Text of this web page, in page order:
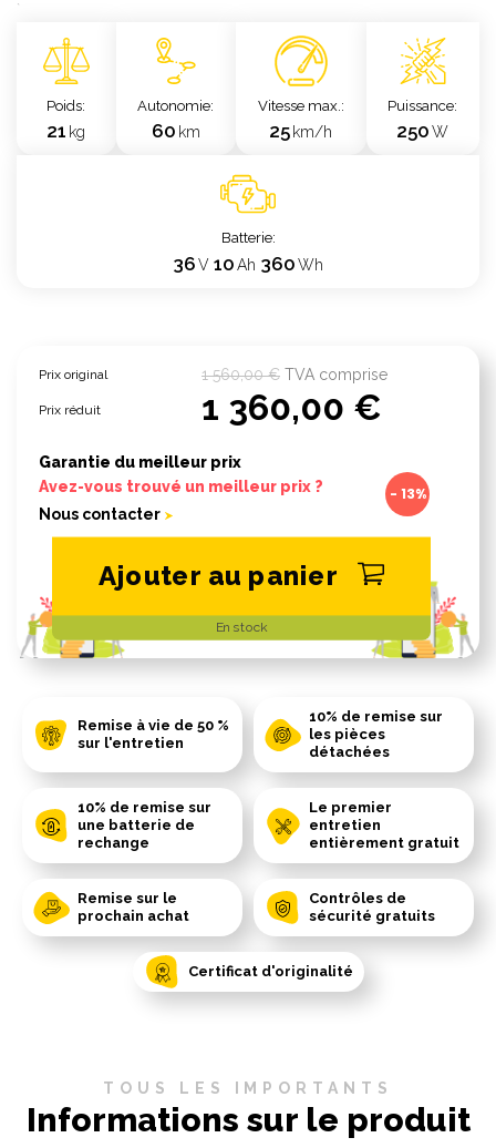
`
Poids
21 kg
Autonomie
60 km
Vitesse max.
25 km/h
Puissance
250W
Batterie
36V 10Ah 360Wh
Prix original
Prix réduit
1 560,00 € TVA comprise
1 360,00 €
- 13%
En stock
Ajouter au panier
Garantie du meilleur prix
Avez-vous trouvé un meilleur prix ?
Nous contacter
Remise à vie de 50 %
sur l'entretien
10% de remise sur
les pièces
détachées
10% de remise sur
une batterie de
rechange
Le premier
entretien
entièrement gratuit
Remise sur le
prochain achat
Contrôles de
sécurité gratuits
Certificat d'originalité
TOUS LES IMPORTANTS
Informations sur le produit